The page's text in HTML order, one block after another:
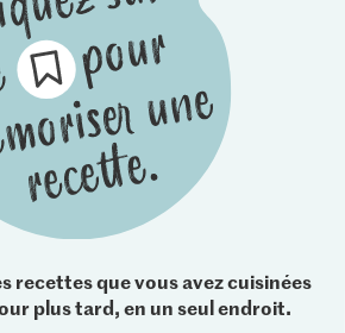
recettes que vous avez cuisinées
plus tard, en un seul endroit.